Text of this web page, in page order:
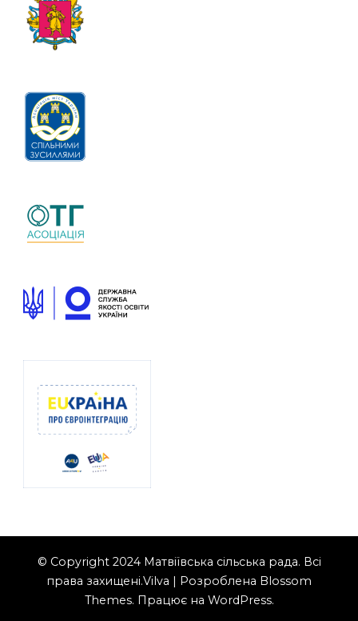
© Copyright 2024 Матвіївська сільська рада. Всі
права захищені.Vilva | Розроблена Blossom
Themes. Працює на WordPress.